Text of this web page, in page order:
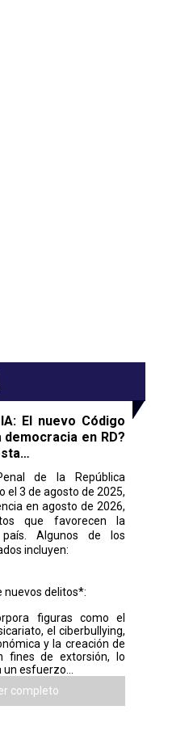
El nuevo Código
en RD?
de la República
el 3 de agosto de 2025,
en agosto de 2026,
que favorecen la
Algunos de los
incluyen:
nuevos delitos*:
figuras como el
el ciberbullying,
y la creación de
fines de extorsión, lo
esfuerzo...
completo